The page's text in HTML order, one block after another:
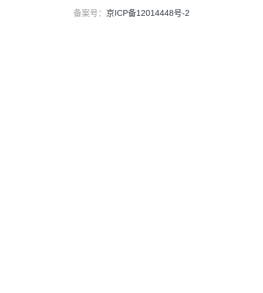
备案号： 京ICP备12014448号-2